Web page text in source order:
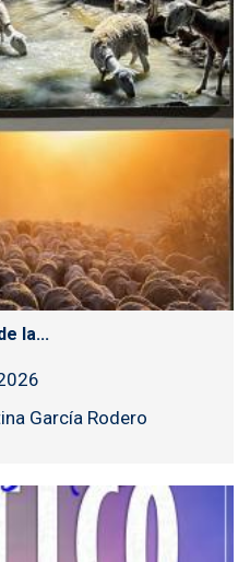
la...
García Rodero